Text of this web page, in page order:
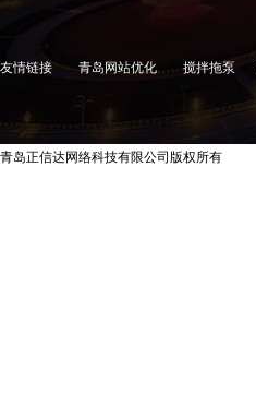
友情链接
青岛网站优化 搅拌拖泵
青岛正信达网络科技有限公司版权所有